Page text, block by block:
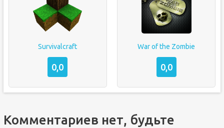
Survivalcraft
0,0
War of the Zombie
0,0
Комментариев нет, будьте